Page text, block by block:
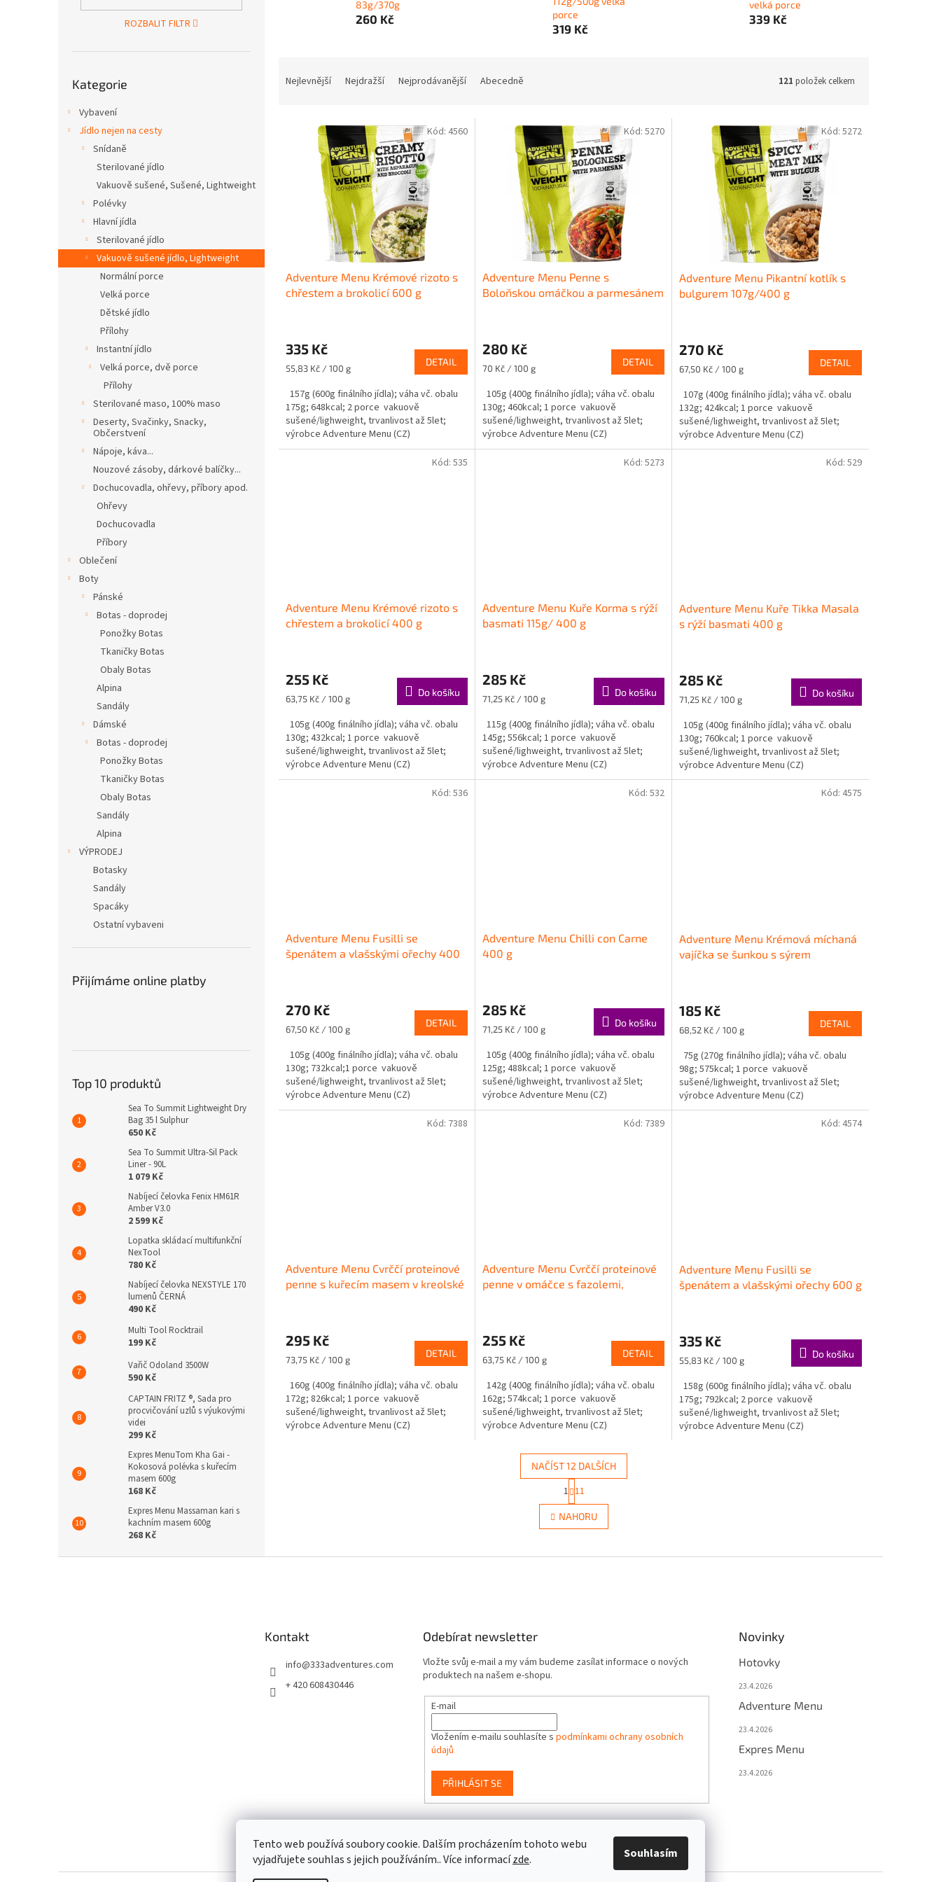
Tento web používá soubory cookie. Dalším procházením tohoto webu
vyjadřujete souhlas s jejich používáním.. Více informacízde. Souhlasím
ROZBALIT FILTR
kategorie
Kategorie
Vybavení
Jídlo nejen na cesty
Snídaně
Sterilované jídlo
Vakuově sušené, Sušené, Lightweight
Polévky
Hlavní jídla
Sterilované jídlo
Vakuově sušené jídlo, Lightweight
Normální porce
Velká porce
Dětské jídlo
Přílohy
Instantní jídlo
Velká porce, dvě porce
Přílohy
Sterilované maso, 100% maso
Deserty, Svačinky, Snacky,
Občerstvení
Nápoje, káva...
Nouzové zásoby, dárkové balíčky...
Dochucovadla, ohřevy, příbory apod.
Ohřevy
Dochucovadla
Příbory
Oblečení
Boty
Pánské
Botas - doprodej
Ponožky Botas
Tkaničky Botas
Obaly Botas
Alpina
Sandály
Dámské
Botas - doprodej
Ponožky Botas
Tkaničky Botas
Obaly Botas
Sandály
Alpina
VÝPRODEJ
Botasky
Sandály
Spacáky
Ostatní vybaveni
Přijímáme online platby
Top 10 produktů
Sea To Summit Lightweight Dry
Bag 35 l Sulphur
650 Kč
Sea To Summit Ultra-Sil Pack
Liner - 90L
1 079 Kč
Nabíjecí čelovka Fenix HM61R
Amber V3.0
2 599 Kč
Lopatka skládací multifunkční
NexTool
780 Kč
Nabíjecí čelovka NEXSTYLE 170
lumenů ČERNÁ
490 Kč
Multi Tool Rocktrail
199 Kč
Vařič Odoland 3500W
590 Kč
CAPTAIN FRITZ ®, Sada pro
procvičování uzlů s výukovými
videi
299 Kč
Expres MenuTom Kha Gai -
Kokosová polévka s kuřecím
masem 600g
168 Kč
Expres Menu Massaman kari s
kachním masem 600g
268 Kč
83g/370g
260 Kč
porce
319 Kč
velká porce
339 Kč
Nejlevnější Nejdražší Nejprodávanější Abecedně 121 položek celkem
Adventure Menu Krémové rizoto s
chřestem a brokolicí 600 g
335 Kč
Měrná
55,83 Kč / 100 g
DETAIL
157g (600g finálního jídla); váha vč. obalu
175g; 648kcal; 2 porce vakuově
sušené/lighweight, trvanlivost až 5let;
výrobce Adventure Menu (CZ)
Kód: 4560
Adventure Menu Penne s
Boloňskou omáčkou a parmesánem
280 Kč
Měrná
70 Kč / 100 g
DETAIL
105g (400g finálního jídla); váha vč. obalu
130g; 460kcal; 1 porce vakuově
sušené/lighweight, trvanlivost až 5let;
výrobce Adventure Menu (CZ)
Kód: 5270
Adventure Menu Pikantní kotlík s
bulgurem 107g/400 g
270 Kč
Měrná
67,50 Kč / 100 g
DETAIL
107g (400g finálního jídla); váha vč. obalu
132g; 424kcal; 1 porce vakuově
sušené/lighweight, trvanlivost až 5let;
výrobce Adventure Menu (CZ)
Kód: 5272
Adventure Menu Krémové rizoto s
chřestem a brokolicí 400 g
255 Kč
Měrná
63,75 Kč / 100 g
Do košíku
105g (400g finálního jídla); váha vč. obalu
130g; 432kcal; 1 porce vakuově
sušené/lighweight, trvanlivost až 5let;
výrobce Adventure Menu (CZ)
Kód: 535
Adventure Menu Kuře Korma s rýží
basmati 115g/ 400 g
285 Kč
Měrná
71,25 Kč / 100 g
Do košíku
115g (400g finálního jídla); váha vč. obalu
145g; 556kcal; 1 porce vakuově
sušené/lighweight, trvanlivost až 5let;
výrobce Adventure Menu (CZ)
Kód: 5273
Adventure Menu Kuře Tikka Masala
s rýží basmati 400 g
285 Kč
Měrná
71,25 Kč / 100 g
Do košíku
105g (400g finálního jídla); váha vč. obalu
130g; 760kcal; 1 porce vakuově
sušené/lighweight, trvanlivost až 5let;
výrobce Adventure Menu (CZ)
Kód: 529
Adventure Menu Fusilli se
špenátem a vlašskými ořechy 400
270 Kč
Měrná
67,50 Kč / 100 g
DETAIL
105g (400g finálního jídla); váha vč. obalu
130g; 732kcal;1 porce vakuově
sušené/lighweight, trvanlivost až 5let;
výrobce Adventure Menu (CZ)
Kód: 536
Adventure Menu Chilli con Carne
400 g
285 Kč
Měrná
71,25 Kč / 100 g
Do košíku
105g (400g finálního jídla); váha vč. obalu
125g; 488kcal; 1 porce vakuově
sušené/lighweight, trvanlivost až 5let;
výrobce Adventure Menu (CZ)
Kód: 532
Adventure Menu Krémová míchaná
vajíčka se šunkou s sýrem
185 Kč
Měrná
68,52 Kč / 100 g
DETAIL
75g (270g finálního jídla); váha vč. obalu
98g; 575kcal; 1 porce vakuově
sušené/lighweight, trvanlivost až 5let;
výrobce Adventure Menu (CZ)
Kód: 4575
Adventure Menu Cvrččí proteinové
penne s kuřecím masem v kreolské
295 Kč
Měrná
73,75 Kč / 100 g
DETAIL
160g (400g finálního jídla); váha vč. obalu
172g; 826kcal; 1 porce vakuově
sušené/lighweight, trvanlivost až 5let;
výrobce Adventure Menu (CZ)
Kód: 7388
Adventure Menu Cvrččí proteinové
penne v omáčce s fazolemi,
255 Kč
Měrná
63,75 Kč / 100 g
DETAIL
142g (400g finálního jídla); váha vč. obalu
162g; 574kcal; 1 porce vakuově
sušené/lighweight, trvanlivost až 5let;
výrobce Adventure Menu (CZ)
Kód: 7389
Adventure Menu Fusilli se
špenátem a vlašskými ořechy 600 g
335 Kč
Měrná
55,83 Kč / 100 g
Do košíku
158g (600g finálního jídla); váha vč. obalu
175g; 792kcal; 2 porce vakuově
sušené/lighweight, trvanlivost až 5let;
výrobce Adventure Menu (CZ)
Kód: 4574
O
v
l
y
v
p
u
NAČÍST 12 DALŠÍCH
t
r
á
n
o
1 11
NAHORU
Kontakt
info@333adventures.com
+ 420 608430446
Odebírat newsletter
Vložte svůj e-mail a my vám budeme zasílat informace o nových
produktech na našem e-shopu.
E-mail
Vložením e-mailu souhlasíte s podmínkami ochrany osobních
údajů
PŘIHLÁSIT SE
Novinky
Hotovky
23.4.2026
Adventure Menu
23.4.2026
Expres Menu
23.4.2026
event333